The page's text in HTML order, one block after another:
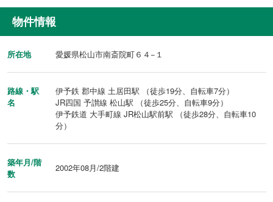
物件情報
所在地 愛媛県松山市南斎院町６４−１
路線・駅
名
伊予鉄 郡中線 土居田駅 （徒歩19分、自転車7分）
JR四国 予讃線 松山駅 （徒歩25分、自転車9分）
伊予鉄道 大手町線 JR松山駅前駅 （徒歩28分、自転車10
分）
築年月/階
数
2002年08月/2階建